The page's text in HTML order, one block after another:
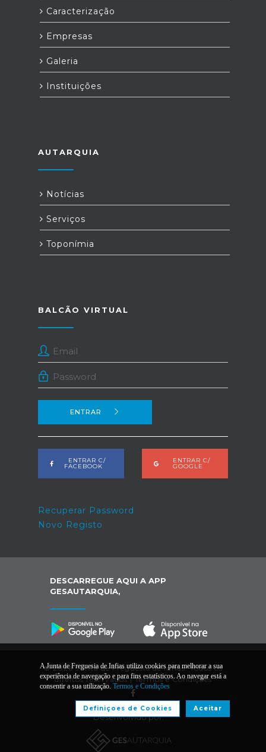
Caracterização
Empresas
Galeria
Instituições
AUTARQUIA
Notícias
Serviços
Toponímia
BALCÃO VIRTUAL
ENTRAR
ENTRAR C/
FACEBOOK
ENTRAR C/
GOOGLE
Recuperar Password
Novo Registo
DESCARREGUE AQUI A APP
GESAUTARQUIA,
© 2026 Junta de Freguesia de Infias. Todos os
direitos reservados |Termos e Condições
Desenvolvido por:
A Junta de Freguesia de Infias utiliza cookies para melhorar a sua
experiência de navegação e para fins estatísticos. Ao navegar está a
consentir a sua utilização. Termos e Condições
Aceitar
Definiçoes de Cookies